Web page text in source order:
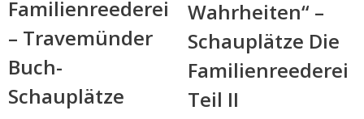
Familienreederei
– Travemünder
Buch-
Schauplätze
Wahrheiten“ –
Schauplätze Die
Familienreederei
Teil II